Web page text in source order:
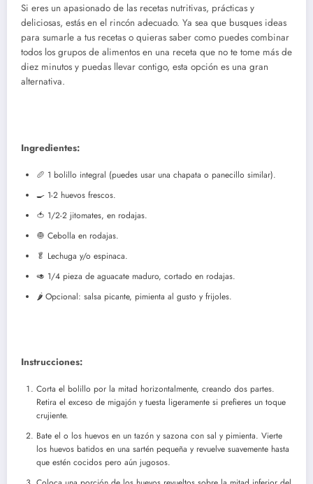
Si eres un apasionado de las recetas nutritivas, prácticas y
deliciosas, estás en el rincón adecuado. Ya sea que busques ideas
para sumarle a tus recetas o quieras saber como puedes combinar
todos los grupos de alimentos en una receta que no te tome más de
diez minutos y puedas llevar contigo, esta opción es una gran
alternativa.
Ingredientes:
🥖 1 bolillo integral (puedes usar una chapata o panecillo similar).
🍳 1-2 huevos frescos.
🍅 1/2-2 jitomates, en rodajas.
🧅 Cebolla en rodajas.
🥬 Lechuga y/o espinaca.
🥑 1/4 pieza de aguacate maduro, cortado en rodajas.
🌶️ Opcional: salsa picante, pimienta al gusto y frijoles.
Instrucciones:
Corta el bolillo por la mitad horizontalmente, creando dos partes.
Retira el exceso de migajón y tuesta ligeramente si prefieres un toque
crujiente.
Bate el o los huevos en un tazón y sazona con sal y pimienta. Vierte
los huevos batidos en una sartén pequeña y revuelve suavemente hasta
que estén cocidos pero aún jugosos.